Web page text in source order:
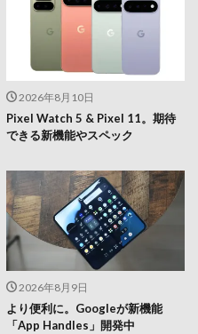
2026年8月10日
Pixel Watch 5 & Pixel 11。期待
できる新機能やスペック
2026年8月9日
より便利に。Googleが新機能
「App Handles」開発中